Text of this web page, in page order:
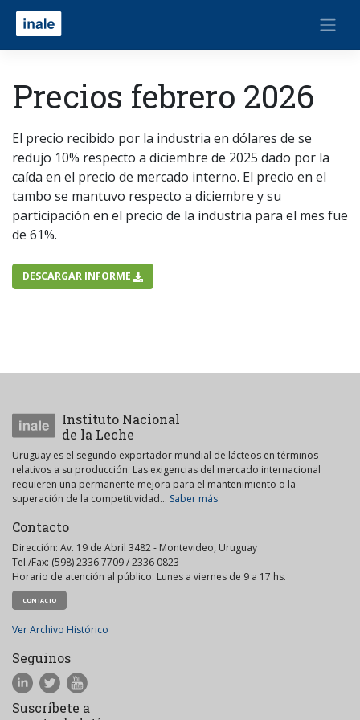
Precios febrero 2026
El precio recibido por la industria en dólares de se
redujo 10% respecto a diciembre de 2025 dado por la
caída en el precio de mercado interno. El precio en el
tambo se mantuvo respecto a diciembre y su
participación en el precio de la industria para el mes fue
de 61%.
DESCARGAR INFORME
Instituto Nacional
de la Leche
Uruguay es el segundo exportador mundial de lácteos en términos
relativos a su producción. Las exigencias del mercado internacional
requieren una permanente mejora para el mantenimiento o la
superación de la competitividad... Saber más
Contacto
Dirección: Av. 19 de Abril 3482 - Montevideo, Uruguay
Tel./Fax: (598) 2336 7709 / 2336 0823
Horario de atención al público: Lunes a viernes de 9 a 17 hs.
CONTACTO
Ver Archivo Histórico
Seguinos
Suscríbete a